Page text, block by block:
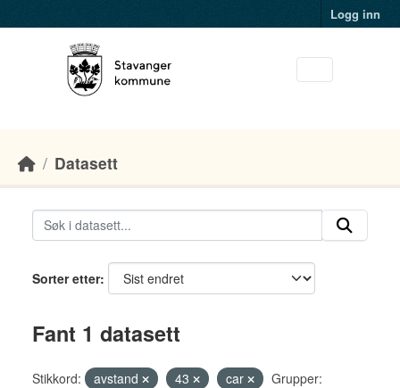
Logg inn
Datasett
Sorter etter
Fant 1 datasett
Stikkord: avstand 43 car
Grupper: